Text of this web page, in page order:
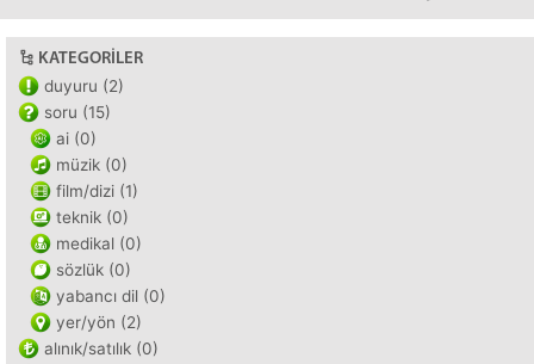
KATEGORILER
duyuru (2)
soru (15)
ai (0)
müzik (0)
film/dizi (1)
teknik (0)
medikal (0)
sözlük (0)
yabancı dil (0)
yer/yön (2)
alınık/satılık (0)